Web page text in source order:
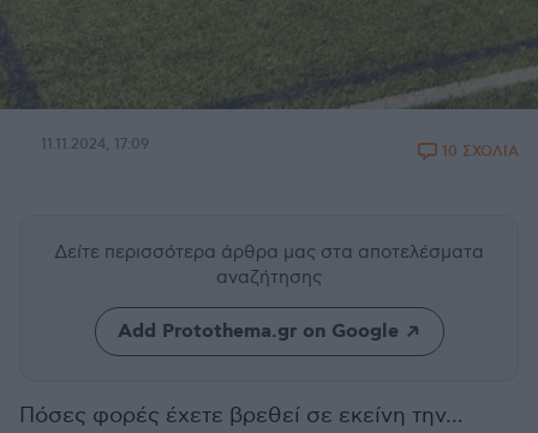
11.11.2024, 17:09 10 ΣΧΟΛΙΑ
Δείτε περισσότερα άρθρα μας στα αποτελέσματα
αναζήτησης
Add Protothema.gr on Google
Πόσες φορές έχετε βρεθεί σε εκείνη την...